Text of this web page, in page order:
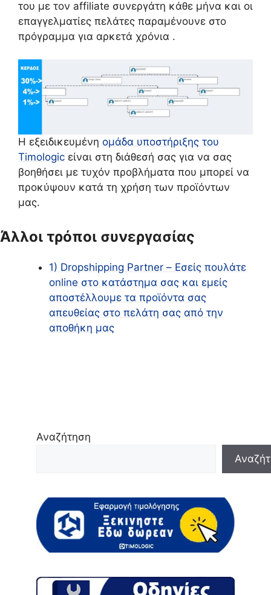
του με τον affiliate συνεργάτη κάθε μήνα και οι
επαγγελματίες πελάτες παραμένουνε στο
πρόγραμμα για αρκετά χρόνια .
Η εξειδικευμένη ομάδα υποστήριξης του
Timologic είναι στη διάθεσή σας για να σας
βοηθήσει με τυχόν προβλήματα που μπορεί να
προκύψουν κατά τη χρήση των προϊόντων
μας.
Άλλοι τρόποι συνεργασίας
1) Dropshipping Partner – Εσείς πουλάτε
online στο κατάστημα σας και εμείς
αποστέλλουμε τα προϊόντα σας
απευθείας στο πελάτη σας από την
αποθήκη μας
Αναζήτηση